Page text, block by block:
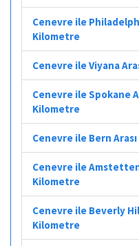
Cenevre ile
Kilometre
Cenevre ile Viyana
Cenevre ile Spokane
Kilometre
Cenevre ile Bern
Cenevre ile Amstetten
Kilometre
Cenevre ile Beverly
Kilometre